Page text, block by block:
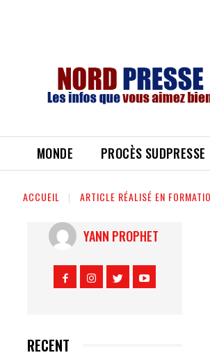
MONDE PROCÈS SUDPRESSE
ACCUEIL ARTICLE RÉALISÉ EN
YANN PROPHET
RECENT